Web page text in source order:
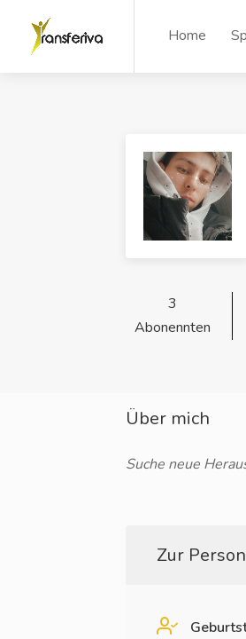
Home
3
Abonennten
Über mich
Suche neue
Zur Person